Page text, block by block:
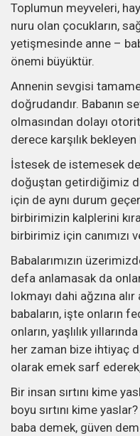
Toplumun meyveleri,
nuru olan çocukların,
yetişmesinde anne –
önemi büyüktür.
Annenin sevgisi
doğrudandır. Babanın
olmasından dolayı
derece karşılık
İstesek de istemesek
doğuştan getirdiğimiz
için de aynı durum
birbirimizin kalplerini
birbirimiz için canımızı
Babalarımızın
defa anlamasak da
lokmayı dahi ağzına
babaların, işte onların
onların, yaşlılık
her zaman bize ihtiyaç
olarak emek sarf
Bir insan sırtını kime
boyu sırtını kime
baba demek, güven